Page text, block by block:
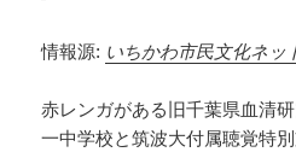
情報源: いちかわ市民文化ネッ
赤レンガがある旧千葉県血清
一中学校と筑波大付属聴覚特